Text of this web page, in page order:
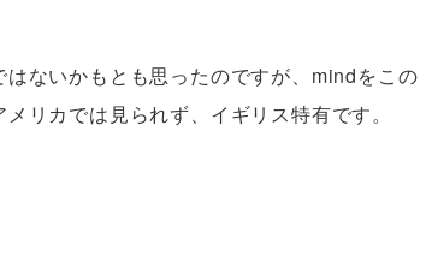
ないかもとも思ったのですが、mindをこの
リカでは見られず、イギリス特有です。